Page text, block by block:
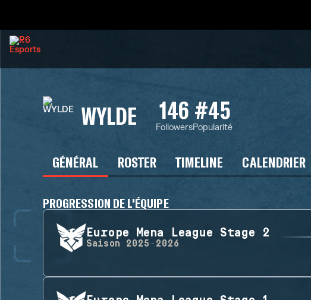
WYLDE 146
Followers
#45
Popularité
GÉNÉRAL ROSTER TIMELINE CALENDRIER
PROGRESSION DE L'ÉQUIPE
Europe Mena League Stage 2
Saison 2025-2026